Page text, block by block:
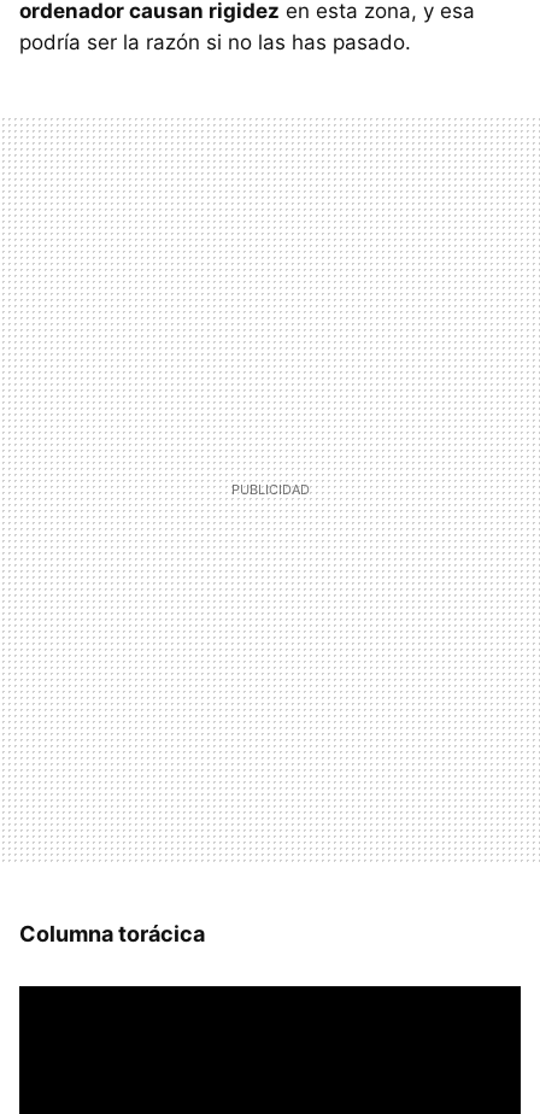
ordenador causan rigidez en esta zona, y esa
podría ser la razón si no las has pasado.
Columna torácica